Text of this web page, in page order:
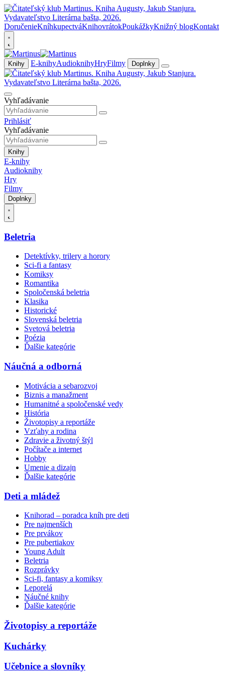
DoručenieKníhkupectváKnihovrátokPoukážkyKnižný blogKontakt
Knihy E-knihyAudioknihyHryFilmy Doplnky
Vyhľadávanie
Prihlásiť
Vyhľadávanie
Knihy
E-knihy
Audioknihy
Hry
Filmy
Doplnky
Beletria
Detektívky, trilery a horory
Sci-fi a fantasy
Komiksy
Romantika
Spoločenská beletria
Klasika
Historické
Slovenská beletria
Svetová beletria
Poézia
Ďalšie kategórie
Náučná a odborná
Motivácia a sebarozvoj
Biznis a manažment
Humanitné a spoločenské vedy
História
Životopisy a reportáže
Vzťahy a rodina
Zdravie a životný štýl
Počítače a internet
Hobby
Umenie a dizajn
Ďalšie kategórie
Deti a mládež
Knihorad – poradca kníh pre deti
Pre najmenších
Pre prvákov
Pre pubertiakov
Young Adult
Beletria
Rozprávky
Sci-fi, fantasy a komiksy
Leporelá
Náučné knihy
Ďalšie kategórie
Životopisy a reportáže
Kuchárky
Učebnice a slovníky